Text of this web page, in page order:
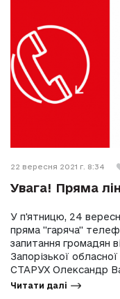
22 вересня 2021 г. 8:34
Увага! Пряма
У п'ятницю, 24
пряма "гаряча"
запитання громадян
Запорізької
СТАРУХ Олександр
Читати далі